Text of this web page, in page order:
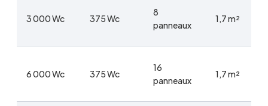
3 000 Wc 375 Wc
8
panneaux
1,7 m²
6 000 Wc 375 Wc
16
panneaux
1,7 m²